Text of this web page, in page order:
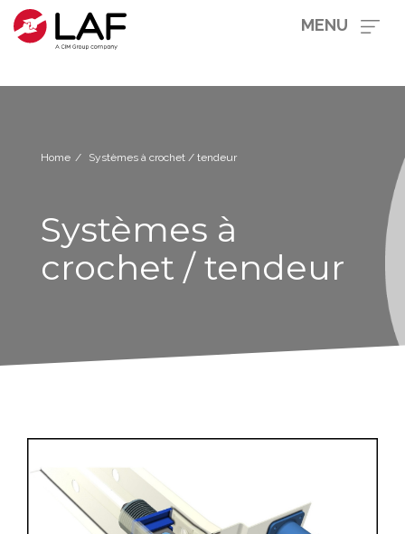
MENU
Home Systèmes à crochet / tendeur
Systèmes à
crochet / tendeur